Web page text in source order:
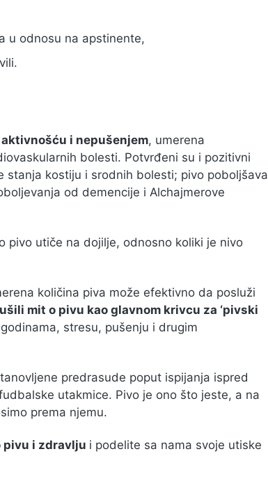
u odnosu na apstinente,
i nepušenjem, umerena
bolesti. Potvrđeni su i pozitivni
kostiju i srodnih bolesti; pivo poboljšava
od demencije i Alchajmerove
pivo utiče na dojilje, odnosno koliki je nivo
količina piva može efektivno da posluži
mit o pivu kao glavnom krivcu za ‘pivski
stresu, pušenju i drugim
predrasude poput ispijanja ispred
utakmice. Pivo je ono što jeste, a na
prema njemu.
pivu i zdravlju i podelite sa nama svoje utiske